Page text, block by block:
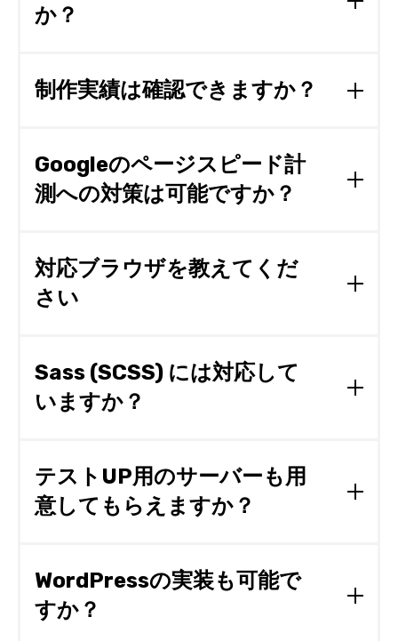
か？
すが、基本的にはオンラインMTG・チャット・
メールにて対応しております。
制作実績は確認できますか？
掲載しております。この他にもございますのでお打
ち合わせ時におっしゃっていただだければご覧いた
だけます。
Googleのページスピード計
測への対策は可能ですか？
ております。
対応ブラウザを教えてくだ
さい
Google Chrome (最新版)、Firefox (最新版)、Micr
osoft Edge (最新版)
Sass (SCSS) には対応して
いますか？
CSS)も納品いたします。
テストUP用のサーバーも用
意してもらえますか？
行状況をご確認いただけます。
WordPressの実装も可能で
すか？